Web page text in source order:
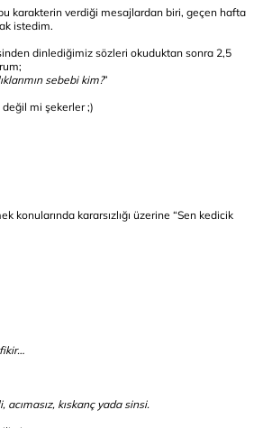
karakterin verdiği mesajlardan biri, geçen hafta
istedim.
dinlediğimiz sözleri okuduktan sonra 2,5
sebebi kim?”
değil mi şekerler ;)
kararsızlığı üzerine “Sen kedicik
kıskanç yada sinsi.